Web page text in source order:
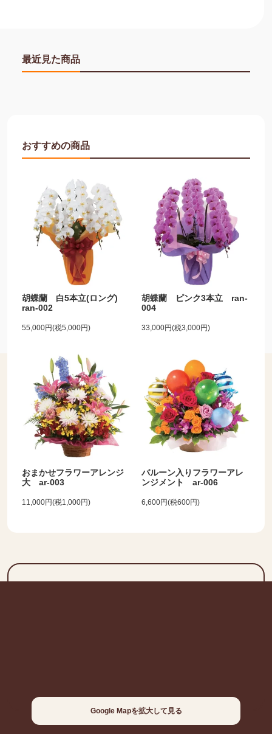
最近見た商品
おすすめの商品
胡蝶蘭 白5本立(ロング)
ran-002
55,000円(税5,000円)
胡蝶蘭 ピンク3本立 ran-
004
33,000円(税3,000円)
おまかせフラワーアレンジ
大 ar-003
11,000円(税1,000円)
バルーン入りフラワーアレ
ンジメント ar-006
6,600円(税600円)
Google Mapを拡大して見る